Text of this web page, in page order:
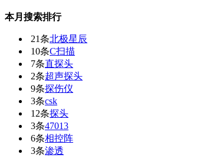
本月搜索排行
21条北极星辰
10条C扫描
7条直探头
2条超声探头
9条探伤仪
3条csk
12条探头
3条47013
6条相控阵
3条渗透